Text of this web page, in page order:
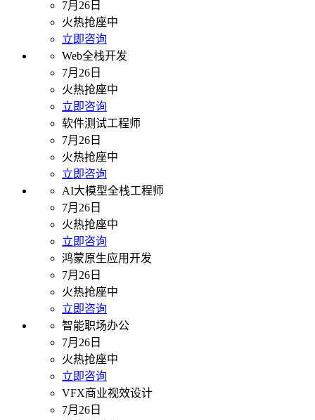
7月26日
火热抢座中
立即咨询
Web全栈开发
7月26日
火热抢座中
立即咨询
软件测试工程师
7月26日
火热抢座中
立即咨询
AI大模型全栈工程师
7月26日
火热抢座中
立即咨询
鸿蒙原生应用开发
7月26日
火热抢座中
立即咨询
智能职场办公
7月26日
火热抢座中
立即咨询
VFX商业视效设计
7月26日